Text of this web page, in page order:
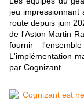
jeu impressionnant
route depuis juin
de l'Aston Martin
fournir
L'implémentation
par Cognizant.